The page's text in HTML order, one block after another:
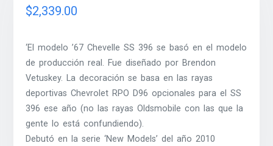
$2,339.00
‘El modelo ’67 Chevelle SS 396 se basó en el modelo
de producción real. Fue diseñado por Brendon
Vetuskey. La decoración se basa en las rayas
deportivas Chevrolet RPO D96 opcionales para el SS
396 ese año (no las rayas Oldsmobile con las que la
gente lo está confundiendo).
Debutó en la serie ‘New Models’ del año 2010